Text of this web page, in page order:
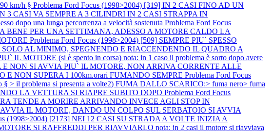
km/h § Problema Ford Focus (1998>2004) [319] IN 2 CASI FINO AD UN
CASI VA SEMPRE A 3 CILINDRI IN 2 CASI STRAPPA IN
dopo una lunga percorrenza a velocità sostenuta Problema Ford Focus
BENE PER UNA SETTIMANA, ADESSO A MOTORE CALDO LA
Problema Ford Focus (1998>2004) [509] SEMPRE PIU` SPESSO
AL MINIMO, SPEGNENDO E RIACCENDENDO IL QUADRO A
IL MOTORE (si è spento in corsa) nota: in 1 caso il problema è sorto dopo avere
E NON SI AVVIA PIU` IL MOTORE, NON ARRIVA CORRENTE ALLE
E NON SUPERA I 100km.orari FUMANDO SEMPRE Problema Ford Focus
il problema si presenta a volte2) FUMA DALLO SCARICO:> fuma nero> fuma
LA VETTURA SI RIAPRE SUBITO DOPO Problema Ford Focus
TENDE A MORIRE ARRIVANDO INVECE AGLI STOP IN
AVVIA IL MOTORE, DANDO UN COLPO SUL SERBATOIO SI AVVIA
(1998>2004) [2173] NEI 12 CASI SU STRADA A VOLTE INIZIA A
SI RAFFREDDI PER RIAVVIARLO nota: in 2 casi il motore si riavviava